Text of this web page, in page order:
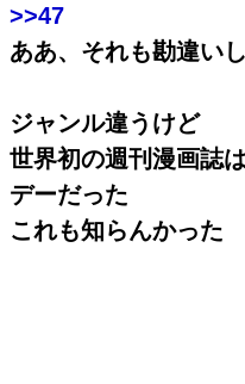
>>47
ああ、それも勘違い
ジャンル違うけど
世界初の週刊漫画誌
デーだった
これも知らんかった